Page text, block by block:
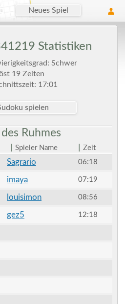
Neues Spiel
Statistiken
Schwer
19 Zeiten
17:01
spielen
Ruhmes
Spieler Name
Zeit
Sagrario 06:18
imaya 07:19
louisimon 08:56
gez5 12:18